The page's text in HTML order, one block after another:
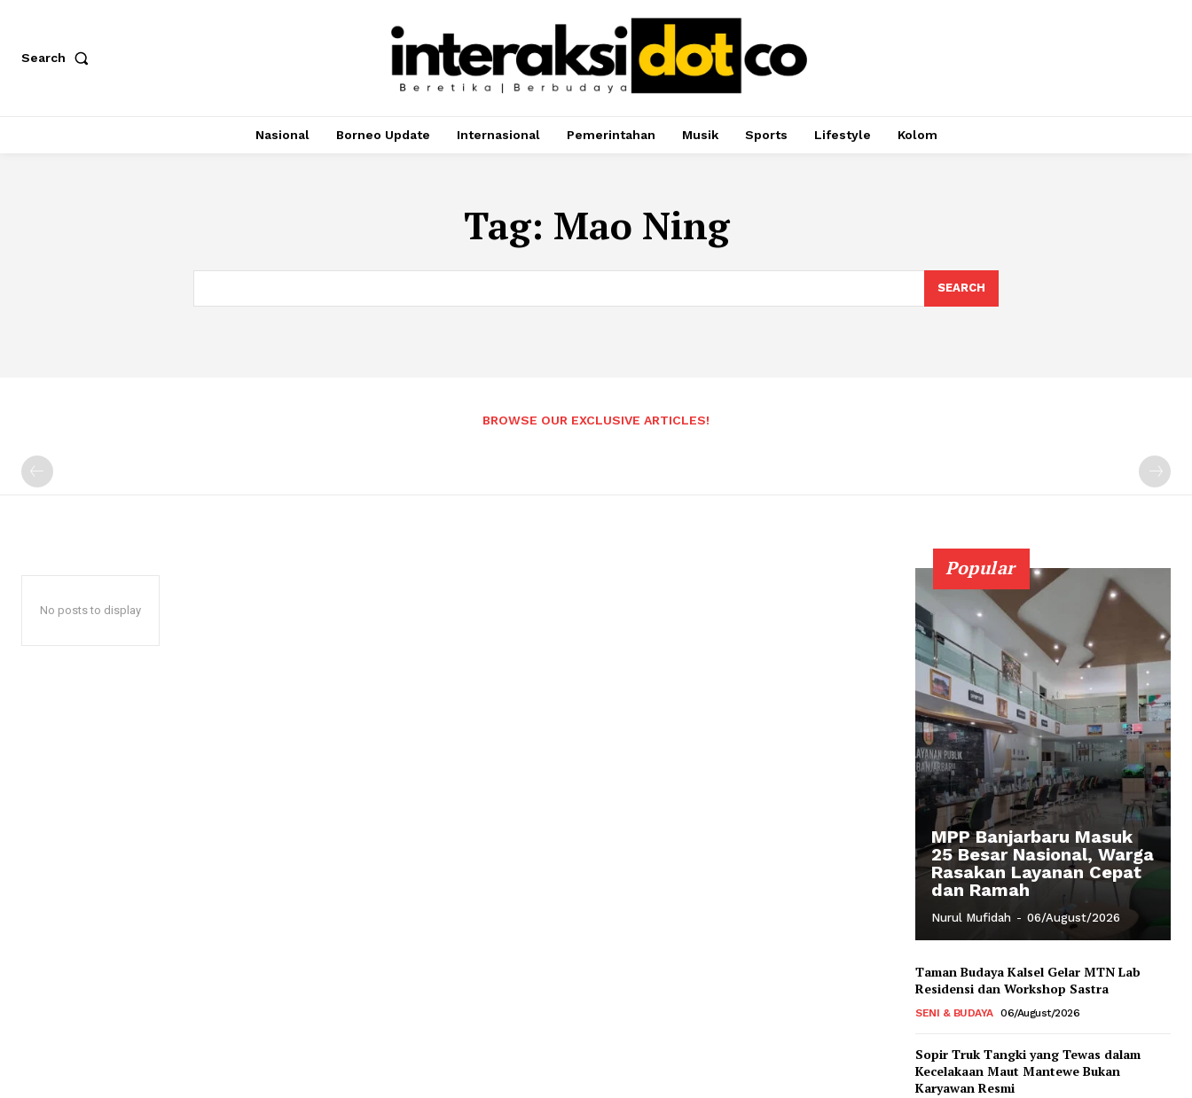
Search
Nasional Borneo Update Internasional Pemerintahan Musik Sports Lifestyle Kolom
Tag: Mao Ning
SEARCH
BROWSE OUR EXCLUSIVE ARTICLES!
No posts to display
Popular
MPP Banjarbaru Masuk
25 Besar Nasional, Warga
Rasakan Layanan Cepat
dan Ramah
Nurul Mufidah - 06/August/2026
Taman Budaya Kalsel Gelar MTN Lab
Residensi dan Workshop Sastra
SENI & BUDAYA 06/August/2026
Sopir Truk Tangki yang Tewas dalam
Kecelakaan Maut Mantewe Bukan
Karyawan Resmi